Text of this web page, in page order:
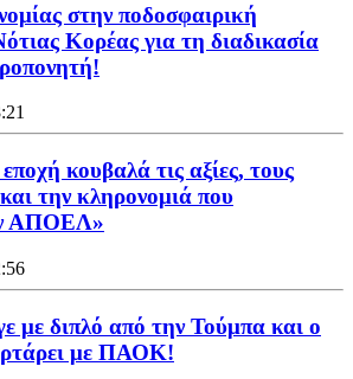
στην ποδοσφαιρική
Κορέας για τη διαδικασία
κουβαλά τις αξίες, τους
την κληρονομιά που
ΑΠΟΕΛ»
με διπλό από την Τούμπα και ο
με ΠΑΟΚ!